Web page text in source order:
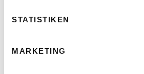
STATISTIKEN
MARKETING